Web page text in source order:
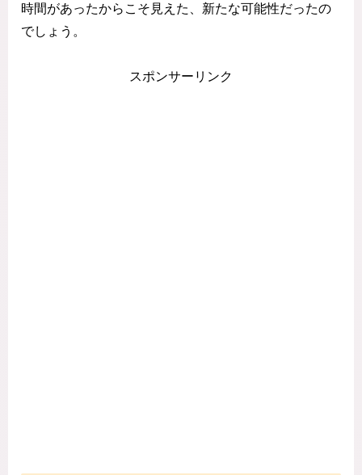
時間があったからこそ見えた、新たな可能性だったの
でしょう。
スポンサーリンク